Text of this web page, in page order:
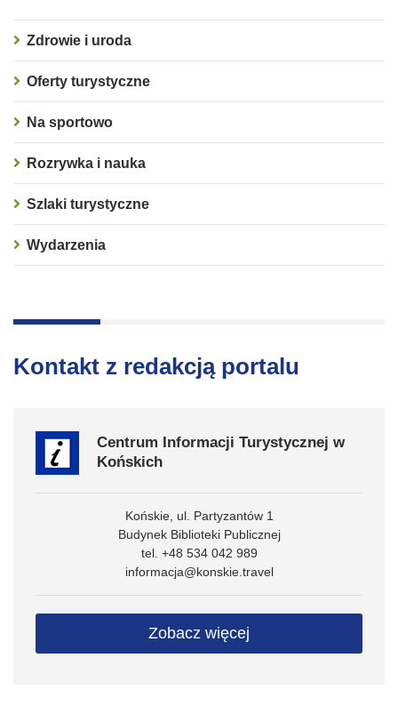
Zdrowie i uroda
Oferty turystyczne
Na sportowo
Rozrywka i nauka
Szlaki turystyczne
Wydarzenia
Kontakt z redakcją portalu
Centrum Informacji Turystycznej w
Końskich
Końskie, ul. Partyzantów 1
Budynek Biblioteki Publicznej
tel. +48 534 042 989
informacja@konskie.travel
Zobacz więcej